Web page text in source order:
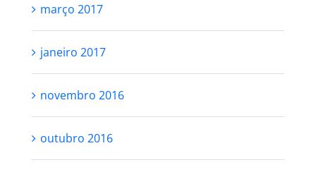
março 2017
janeiro 2017
novembro 2016
outubro 2016